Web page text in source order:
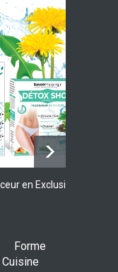
Minceur
en Exclusivité
Forme
Cuisine